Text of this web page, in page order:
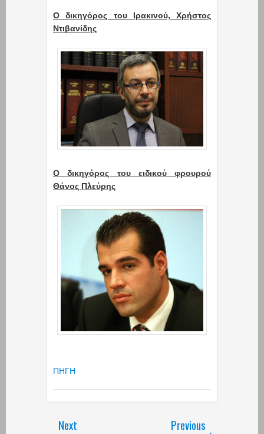
Ο δικηγόρος του Ιρακινού, Χρήστος
Ντιβανίδης
Ο δικηγόρος του ειδικού φρουρού
Θάνος Πλεύρης
ΠΗΓΗ
Next Previous